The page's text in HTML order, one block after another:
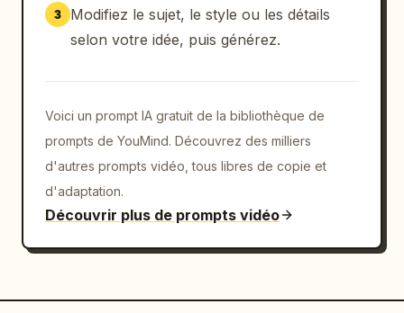
3
Modifiez le sujet, le style ou les détails
selon votre idée, puis générez.
Voici un prompt IA gratuit de la bibliothèque de
prompts de YouMind. Découvrez des milliers
d'autres prompts vidéo, tous libres de copie et
d'adaptation.
Découvrir plus de prompts vidéo